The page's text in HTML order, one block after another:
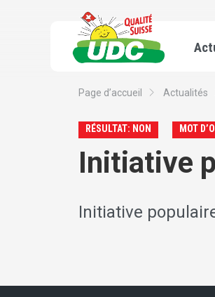
Page d’accueil Actualités
RÉSULTAT: NON MOT
Initiative
Initiative